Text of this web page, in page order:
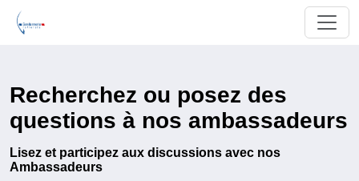
Recherchez ou posez des
questions à nos ambassadeurs
Lisez et participez aux discussions avec nos
Ambassadeurs